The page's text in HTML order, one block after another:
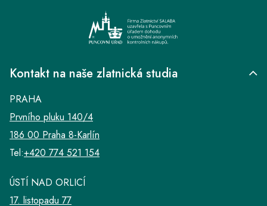
Kontakt na naše zlatnická studia
PRAHA
Prvního pluku 140/4
186 00 Praha 8-Karlín
Tel:+420 774 521 154
ÚSTÍ NAD ORLICÍ
17. listopadu 77